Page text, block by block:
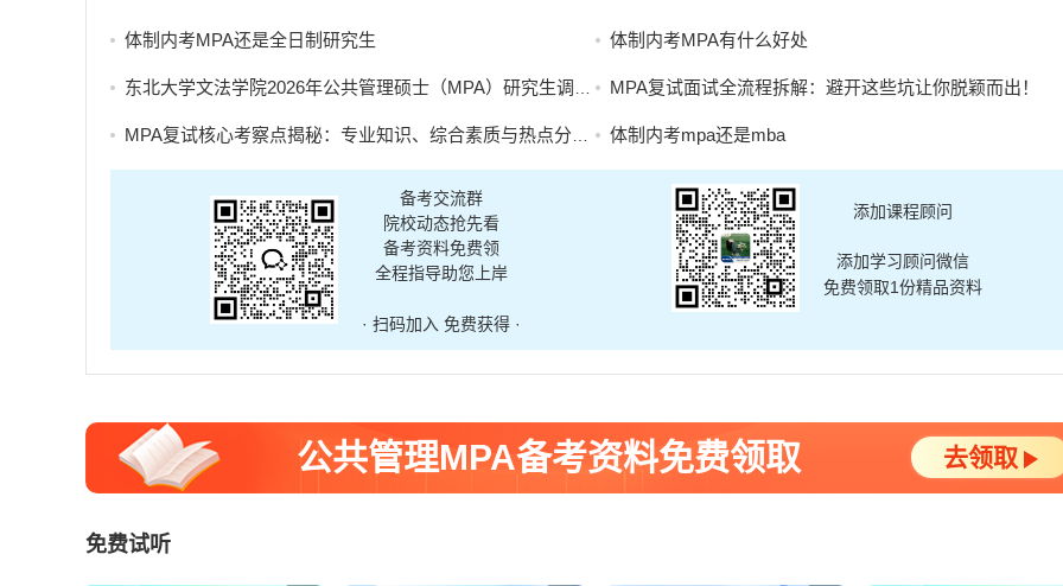
体制内考MPA还是全日制研究生 体制内考MPA有什么好处
东北大学文法学院2026年公共管理硕士（MPA）研究生调剂工作办法 MPA复试面试全流程拆解：避开这些坑让你脱颖而出！
MPA复试核心考察点揭秘：专业知识、综合素质与热点分析能力 体制内考mpa还是mba
备考交流群
院校动态抢先看
备考资料免费领
全程指导助您上岸
· 扫码加入 免费获得 ·
添加课程顾问
添加学习顾问微信
免费领取1份精品资料
公共管理MPA备考资料免费领取 去领取
免费试听